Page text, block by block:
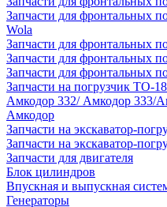
Запчасти для фронтальных
Wola
Запчасти для фронтальных
Запчасти для фронтальных
Запчасти для фронтальных
Запчасти на погрузчик
Амкодор 332/ Амкодор 333/
Амкодор
Запчасти на экскаватор-
Запчасти на экскаватор-
Запчасти для двигателя
Блок цилиндров
Впускная и выпускная
Генераторы